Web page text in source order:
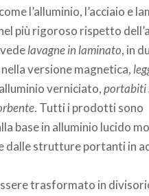
l’alluminio, l’acciaio e
più rigoroso rispetto
lavagne in laminato, in
versione magnetica,
verniciato,portabiti
. Tutti i prodotti sono
base in alluminio lucido
dalle strutture portanti in
trasformato in